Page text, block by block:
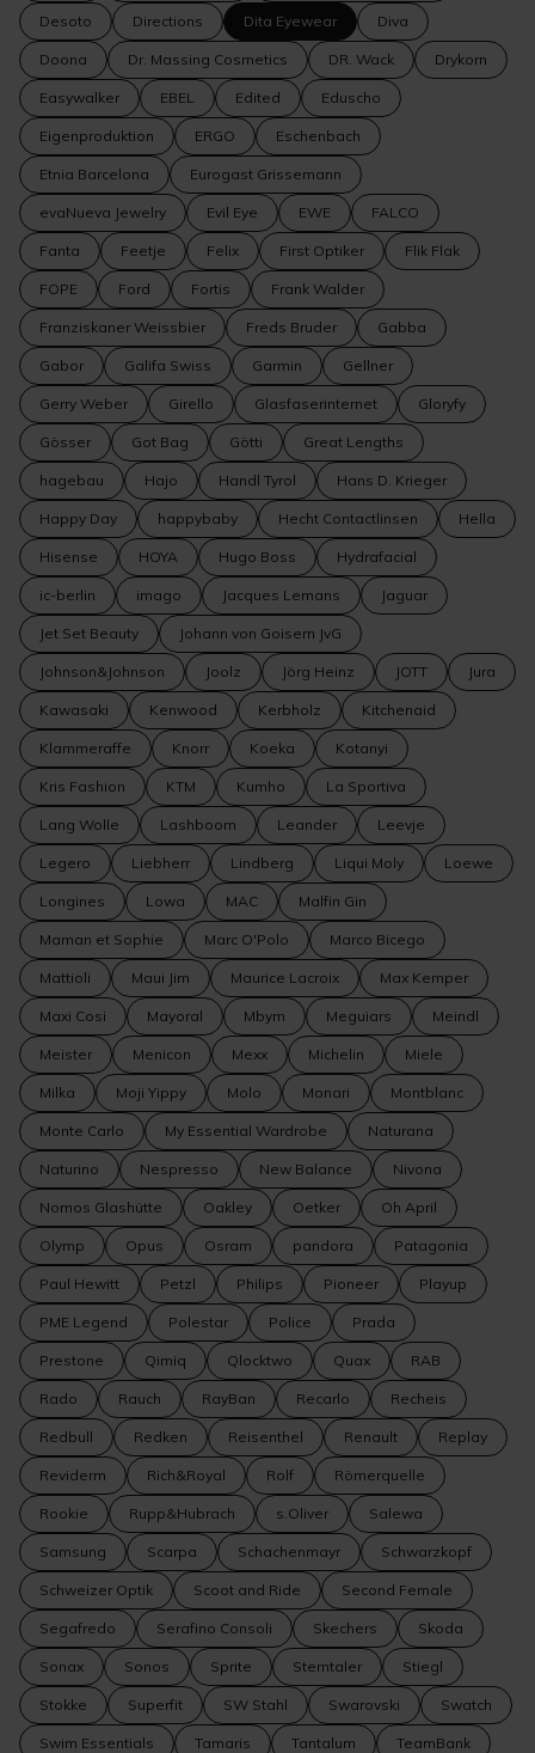
Desoto Directions Dita Eyewear Diva
Doona Dr. Massing Cosmetics DR. Wack Drykorn
Easywalker EBEL Edited Eduscho
Eigenproduktion ERGO Eschenbach
Etnia Barcelona Eurogast Grissemann
evaNueva Jewelry Evil Eye EWE FALCO
Fanta Feetje Felix First Optiker Flik Flak
FOPE Ford Fortis Frank Walder
Franziskaner Weissbier Freds Bruder Gabba
Gabor Galifa Swiss Garmin Gellner
Gerry Weber Girello Glasfaserinternet Gloryfy
Gösser Got Bag Götti Great Lengths
hagebau Hajo Handl Tyrol Hans D. Krieger
Happy Day happybaby Hecht Contactlinsen Hella
Hisense HOYA Hugo Boss Hydrafacial
ic-berlin imago Jacques Lemans Jaguar
Jet Set Beauty Johann von Goisern JvG
Johnson&Johnson Joolz Jörg Heinz JOTT Jura
Kawasaki Kenwood Kerbholz Kitchenaid
Klammeraffe Knorr Koeka Kotanyi
Kris Fashion KTM Kumho La Sportiva
Lang Wolle Lashboom Leander Leevje
Legero Liebherr Lindberg Liqui Moly Loewe
Longines Lowa MAC Malfin Gin
Maman et Sophie Marc O'Polo Marco Bicego
Mattioli Maui Jim Maurice Lacroix Max Kemper
Maxi Cosi Mayoral Mbym Meguiars Meindl
Meister Menicon Mexx Michelin Miele
Milka Moji Yippy Molo Monari Montblanc
Monte Carlo My Essential Wardrobe Naturana
Naturino Nespresso New Balance Nivona
Nomos Glashütte Oakley Oetker Oh April
Olymp Opus Osram pandora Patagonia
Paul Hewitt Petzl Philips Pioneer Playup
PME Legend Polestar Police Prada
Prestone Qimiq Qlocktwo Quax RAB
Rado Rauch RayBan Recarlo Recheis
Redbull Redken Reisenthel Renault Replay
Reviderm Rich&Royal Rolf Römerquelle
Rookie Rupp&Hubrach s.Oliver Salewa
Samsung Scarpa Schachenmayr Schwarzkopf
Schweizer Optik Scoot and Ride Second Female
Segafredo Serafino Consoli Skechers Skoda
Sonax Sonos Sprite Sterntaler Stiegl
Stokke Superfit SW Stahl Swarovski Swatch
Swim Essentials Tamaris Tantalum TeamBank